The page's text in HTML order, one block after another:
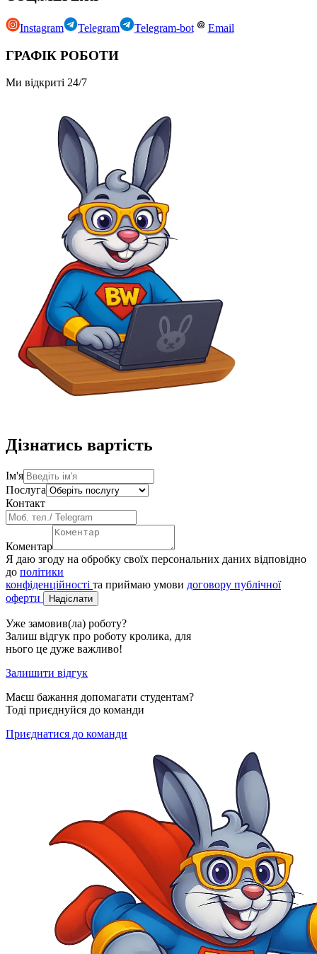
Instagram Telegram Telegram-bot Email
ГРАФІК РОБОТИ
Ми відкриті 24/7
Дізнатись вартість
Ім'я
Послуга
Контакт
Коментар
Я даю згоду на обробку своїх персональних даних відповідно
до політики
конфіденційності та приймаю умови договору публічної
оферти
Надіслати
Уже замовив(ла) роботу?
Залиш відгук про роботу кролика, для
нього це дуже важливо!
Залишити відгук
Маєш бажання допомагати студентам?
Тоді приєднуйся до команди
Приєднатися до команди